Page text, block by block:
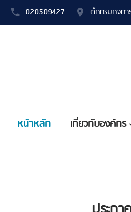
020509427 ตึกกรมกิจก
หน้าหลัก
เกี่ยวกับองค์กร